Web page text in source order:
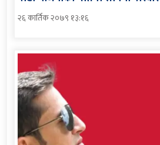
२६ कार्तिक २०७९ १३:१६